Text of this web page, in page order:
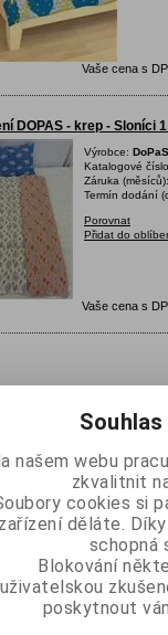
Vaše cena s
DOPAS - krep - Sloníci
Výrobce:
Katalogové
Záruka (měsíců):
Termín dodání
Porovnat
Přidat do
Vaše cena s
DOPAS - bavlna -
Výrobce:
Katalogové
Záruka
Termín dodání
Porovnat
Přidat do
Vaše cena s
našem webu
zkvalitnit
cookies si
zařízení děláte.
schopná
Blokování
uživatelskou
poskytnout